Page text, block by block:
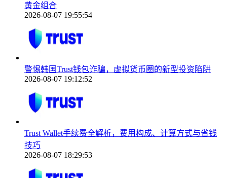
黄金组合
2026-08-07 19:55:54
警惕韩国Trust钱包诈骗，虚拟货币圈的新型投资陷阱
2026-08-07 19:12:52
Trust Wallet手续费全解析，费用构成、计算方式与省钱
技巧
2026-08-07 18:29:53